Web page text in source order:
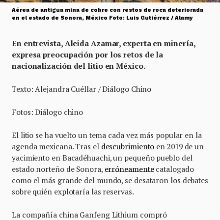
Aérea de antigua mina de cobre con restos de roca deteriorada
en el estado de Sonora, México Foto: Luis Gutiérrez / Alamy
En entrevista, Aleida Azamar, experta en minería,
expresa preocupación por los retos de la
nacionalización del litio en México.
Texto: Alejandra Cuéllar / Diálogo Chino
Fotos: Diálogo chino
El litio se ha vuelto un tema cada vez más popular en la
agenda mexicana. Tras el descubrimiento en 2019 de un
yacimiento en Bacadéhuachi, un pequeño pueblo del
estado norteño de Sonora, erróneamentecatalogado
como el más grande del mundo, se desataron los debates
sobre quién explotaría las reservas.
La compañía china Ganfeng Lithium compró